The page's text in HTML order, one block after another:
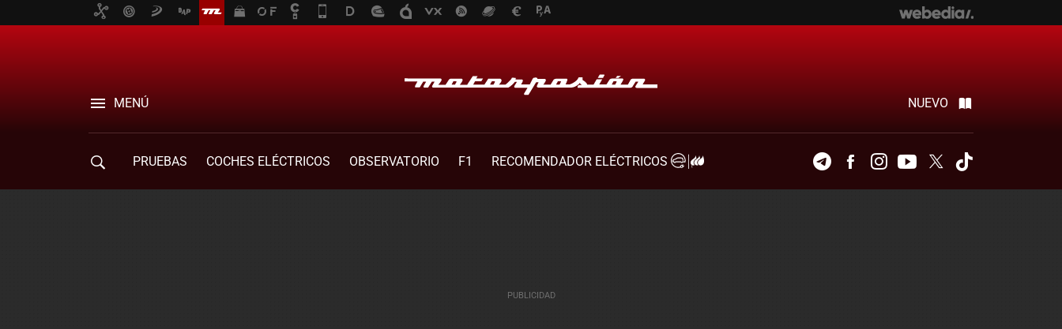
MENÚ NUEVO
PRUEBAS COCHES ELÉCTRICOS OBSERVATORIO F1
RECOMENDADOR ELÉCTRICOS
TelegramFacebookInstagramYoutubeTwitter